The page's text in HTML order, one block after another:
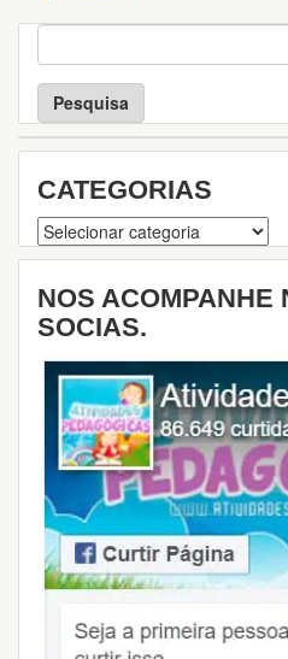
P
e
s
u
i
a
CATEGORIAS
Categorias
NOS ACOMPANHE
SOCIAS.